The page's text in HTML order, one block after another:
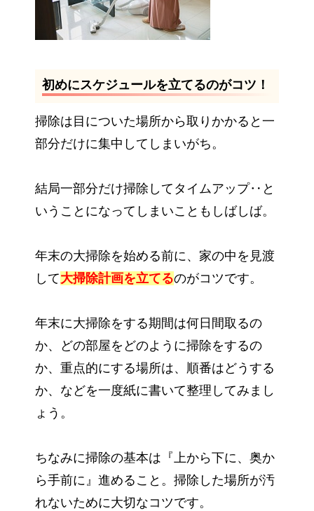
初めにスケジュールを立てるのがコツ！
掃除は目についた場所から取りかかると一
部分だけに集中してしまいがち。
結局一部分だけ掃除してタイムアップ‥と
いうことになってしまいこともしばしば。
年末の大掃除を始める前に、家の中を見渡
して大掃除計画を立てるのがコツです。
年末に大掃除をする期間は何日間取るの
か、どの部屋をどのように掃除をするの
か、重点的にする場所は、順番はどうする
か、などを一度紙に書いて整理してみまし
ょう。
ちなみに掃除の基本は『上から下に、奥か
ら手前に』進めること。掃除した場所が汚
れないために大切なコツです。